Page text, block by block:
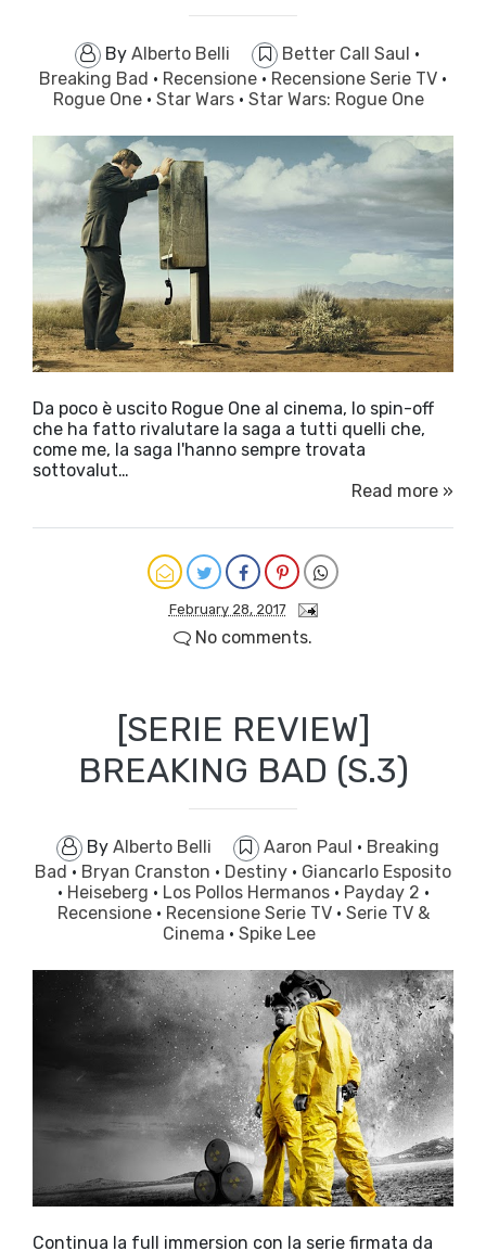
By Alberto Belli Better Call Saul ·
Breaking Bad · Recensione · Recensione Serie TV ·
Rogue One · Star Wars · Star Wars: Rogue One
Da poco è uscito Rogue One al cinema, lo spin-off
che ha fatto rivalutare la saga a tutti quelli che,
come me, la saga l'hanno sempre trovata
sottovalut…
Read more »
February 28, 2017
No comments.
[SERIE REVIEW]
BREAKING BAD (S.3)
By Alberto Belli Aaron Paul · Breaking
Bad · Bryan Cranston · Destiny · Giancarlo Esposito
· Heiseberg · Los Pollos Hermanos · Payday 2 ·
Recensione · Recensione Serie TV · Serie TV &
Cinema · Spike Lee
Continua la full immersion con la serie firmata da